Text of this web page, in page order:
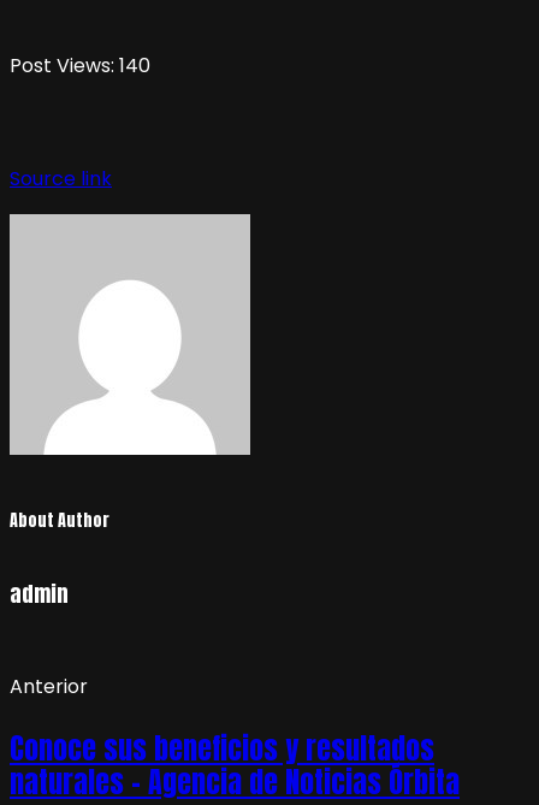
Post Views: 140
Source link
About Author
admin
Anterior
Conoce sus beneficios y resultados
naturales – Agencia de Noticias Órbita